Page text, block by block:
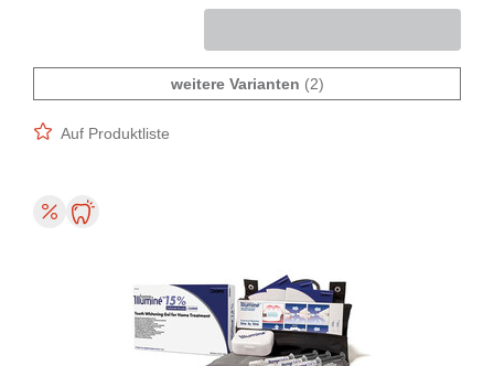
weitere Varianten (2)
Auf Produktliste